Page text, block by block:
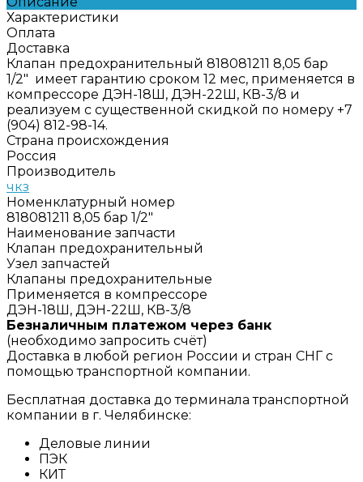
Характеристики
Оплата
Доставка
Клапан предохранительный 818081211 8,05 бар
1/2" имеет гарантию сроком 12 мес, применяется в
компрессоре ДЭН-18Ш, ДЭН-22Ш, КВ-3/8 и
реализуем с существенной скидкой по номеру +7
(904) 812-98-14.
Страна происхождения
Россия
Производитель
чкз
Номенклатурный номер
818081211 8,05 бар 1/2"
Наименование запчасти
Клапан предохранительный
Узел запчастей
Клапаны предохранительные
Применяется в компрессоре
ДЭН-18Ш, ДЭН-22Ш, КВ-3/8
Безналичным платежом через банк
(необходимо запросить счёт)
Доставка в любой регион России и стран СНГ с
помощью транспортной компании.
Бесплатная доставка до терминала транспортной
компании в г. Челябинске:
Деловые линии
ПЭК
КИТ